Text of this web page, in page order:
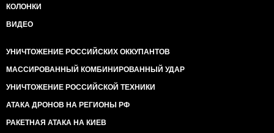
КОЛОНКИ
ВИДЕО
УНИЧТОЖЕНИЕ РОССИЙСКИХ ОККУПАНТОВ
МАССИРОВАННЫЙ КОМБИНИРОВАННЫЙ УДАР
УНИЧТОЖЕНИЕ РОССИЙСКОЙ ТЕХНИКИ
АТАКА ДРОНОВ НА РЕГИОНЫ РФ
РАКЕТНАЯ АТАКА НА КИЕВ